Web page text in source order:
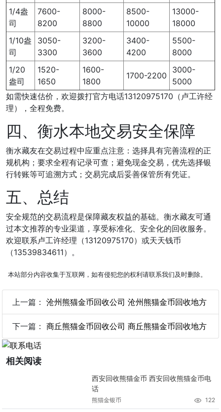
1/4盎
司
7600-
8200
8000-
8800
8500-
10000
13000-
18000
1/10盎
司
3050-
3300
3200-
3600
3400-
4200
5500-
8000
1/20
盎司
1520-
1650
1600-
1800
1700-2200
3000-
5000
如需快速估价，欢迎拨打官方电话13120975170（卢工许经
理），全程免费。
四、衡水本地交易安全保障
衡水藏友在交易过程中应重点注意：选择具有完善流程的正
规机构；要求全程有记录可查；避免现金交易，优先选择银
行转账等可追溯方式；交易完成后妥善保管所有凭证。
五、总结
安全规范的交易流程是保障藏友权益的基础。衡水藏友可通
过本文推荐的专业渠道，享受标准化、安全化的回收服务。
欢迎联系卢工许经理（13120975170）或天天钱币
（13539834611）。
本站部分内容收集于互联网，如有侵犯您的权利请联系我们及时删除。
上一篇： 沧州熊猫金币回收公司 沧州熊猫金币回收地方
下一篇： 商丘熊猫金币回收公司 商丘熊猫金币回收地方
相关阅读
西安回收熊猫金币 西安回收熊猫金币电
话
熊猫金银币 122